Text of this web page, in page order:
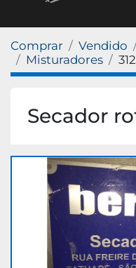
Comprar Vendido
Misturadores
Secador